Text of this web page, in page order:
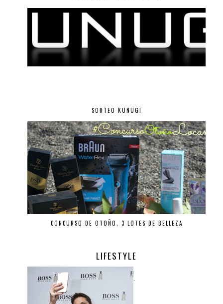
SORTEO KUNUGI
CONCURSO DE OTOÑO, 3 LOTES DE BELLEZA
LIFESTYLE
.